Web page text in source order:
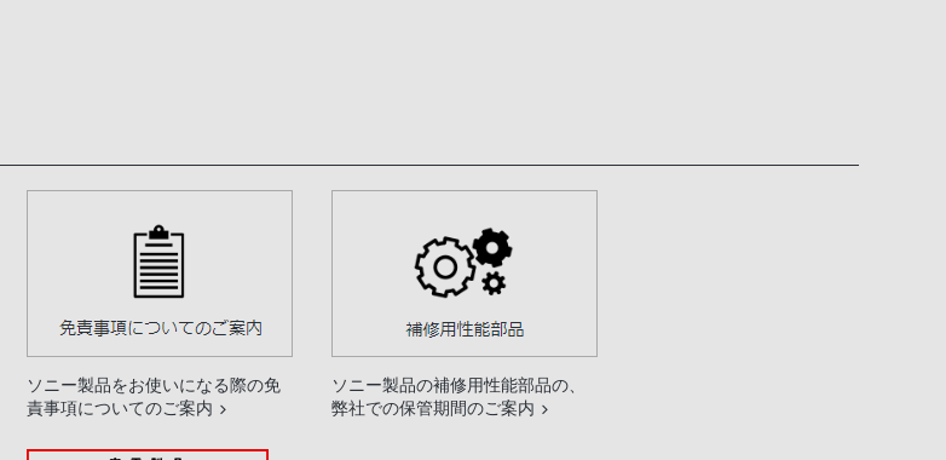
ソニー製品をお使いになる際の免
責事項についてのご案内
ソニー製品の補修用性能部品の、
弊社での保管期間のご案内